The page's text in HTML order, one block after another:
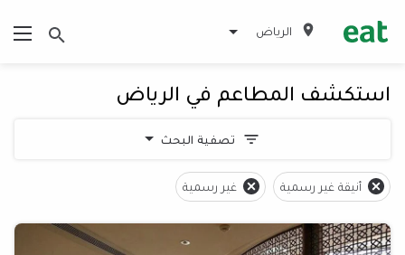
الرياض
استكشف المطاعم في الرياض
تصفية البحث
أنيقة غير رسمية غير رسمية